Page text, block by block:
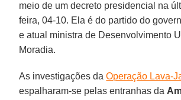
meio de um decreto presidencial na
feira, 04-10. Ela é do partido do
e atual ministra de Desenvolvimento
Moradia.
As investigações daOperação Lava-
espalharam-se pelas entranhas da